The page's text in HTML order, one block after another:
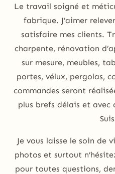
Le travail soigné et
fabrique. J’aimer
satisfaire mes clients.
charpente, rénovation
sur mesure, meubles,
portes, vélux, pergolas,
commandes seront
plus brefs délais et
Je vous laisse le soin de
photos et surtout
pour toutes questions,